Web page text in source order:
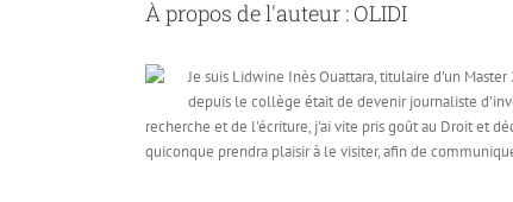
À propos de l'auteur : OLIDI
Je suis Lidwine Inès Ouattara, titulaire d'un
depuis le collège était de devenir journaliste
recherche et de l'écriture, j'ai vite pris goût au Droit et
quiconque prendra plaisir à le visiter, afin de